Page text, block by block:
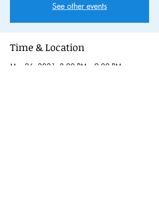
See other events
Time & Location
Mar 26, 2021, 8:00 PM – 9:00 PM